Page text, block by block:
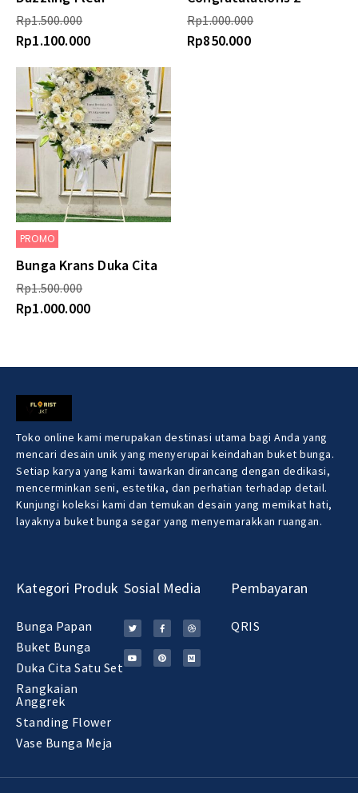
Rp1.500.000
Rp1.100.000
Rp1.000.000
Rp850.000
PROMO
Bunga Krans Duka Cita
Rp1.500.000
Rp1.000.000
Toko online kami merupakan destinasi utama bagi Anda yang
mencari desain unik yang menyerupai keindahan buket bunga.
Setiap karya yang kami tawarkan dirancang dengan dedikasi,
mencerminkan seni, estetika, dan perhatian terhadap detail.
Kunjungi koleksi kami dan temukan desain yang memikat hati,
layaknya buket bunga segar yang menyemarakkan ruangan.
Kategori Produk
Bunga Papan
Buket Bunga
Duka Cita Satu Set
Rangkaian
Anggrek
Standing Flower
Vase Bunga Meja
Sosial Media Pembayaran
QRIS